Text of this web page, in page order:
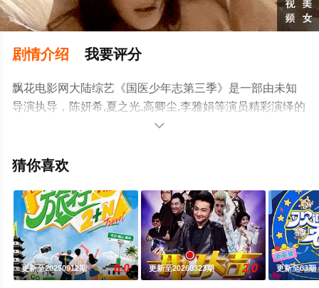
剧情介绍 我要评分
飘花电影网大陆综艺《国医少年志第三季》是一部由未知
导演执导，陈妍希,夏之光,高卿尘,李雅娟等演员精彩演绎的
大陆综艺，手机免费观看高清未删减完整版综艺节目就上
情网等平台了解。
。

猜你喜欢
更新至20250912期 6.0 更新至20260323期 2.0 更新至03期